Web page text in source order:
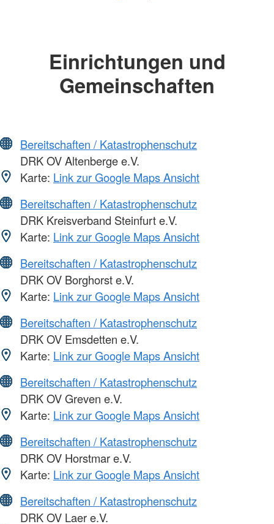
Einrichtungen und
Gemeinschaften
Bereitschaften / Katastrophenschutz
DRK OV Altenberge e.V.
Karte: Link zur Google Maps Ansicht
Bereitschaften / Katastrophenschutz
DRK Kreisverband Steinfurt e.V.
Karte: Link zur Google Maps Ansicht
Bereitschaften / Katastrophenschutz
DRK OV Borghorst e.V.
Karte: Link zur Google Maps Ansicht
Bereitschaften / Katastrophenschutz
DRK OV Emsdetten e.V.
Karte: Link zur Google Maps Ansicht
Bereitschaften / Katastrophenschutz
DRK OV Greven e.V.
Karte: Link zur Google Maps Ansicht
Bereitschaften / Katastrophenschutz
DRK OV Horstmar e.V.
Karte: Link zur Google Maps Ansicht
Bereitschaften / Katastrophenschutz
DRK OV Laer e.V.